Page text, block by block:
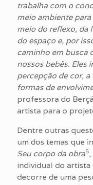
trabalha com o
meio ambiente
meio do reflexo, da
do espaço e, por
caminho em busca
nossos bebês. Eles
percepção de cor,
formas de
professora do
artista para o
Dentre outras
um dos temas que
Seu corpo da obra5
individual do artista
decorre de uma